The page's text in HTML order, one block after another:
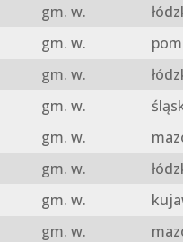
gm. w.
gm. w.
gm. w.
gm. w.
gm. w.
gm. w.
gm. w.
gm. w.